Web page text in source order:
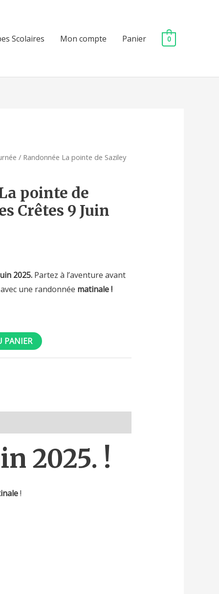
Scolaires Mon compte Panier 0
/ Randonnée La pointe de Saziley
pointe de
Crêtes 9 Juin
2025. Partez à l’aventure avant
une randonnée matinale !
PANIER
2025. !
!